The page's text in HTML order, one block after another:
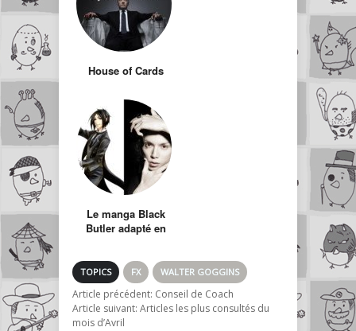
House of Cards
Le manga Black
Butler adapté en
TOPICS FX WALTER GOGGINS
Article précédent: Conseil de Coach
Article suivant: Articles les plus consultés du
mois d’Avril